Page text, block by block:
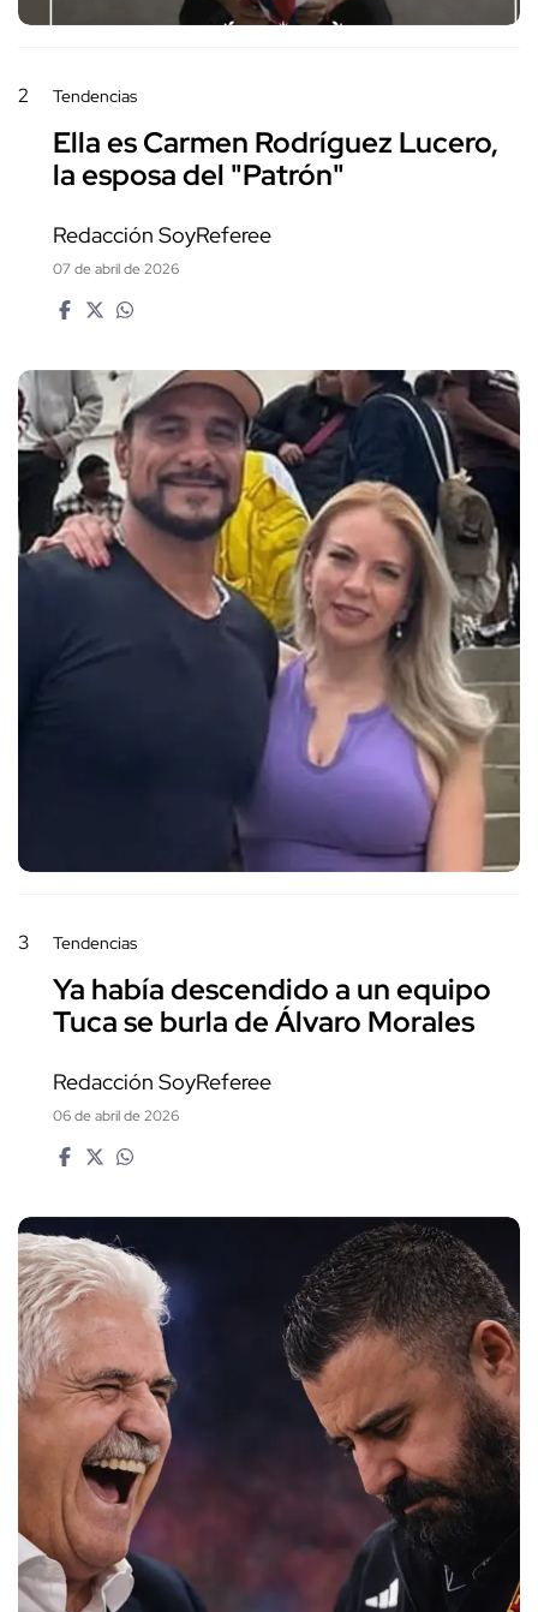
2 Tendencias
Ella es Carmen Rodríguez Lucero,
la esposa del "Patrón"
Redacción SoyReferee
07 de abril de 2026
3 Tendencias
Ya había descendido a un equipo
Tuca se burla de Álvaro Morales
Redacción SoyReferee
06 de abril de 2026